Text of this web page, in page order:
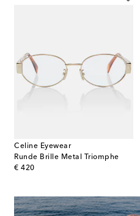
Celine Eyewear
Runde Brille Metal Triomphe
€ 420
original price